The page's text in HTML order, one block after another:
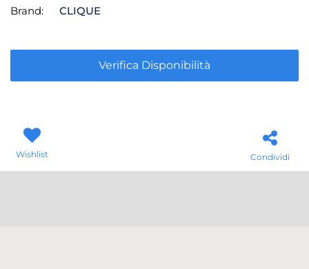
Brand: CLIQUE
Verifica Disponibilità
Wishlist Condividi